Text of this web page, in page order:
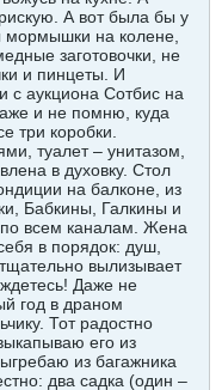
А вот была бы у
на колене,
заготовочки, не
и пинцеты. И
с аукциона Сотбис на
и не помню, куда
три коробки.
туалет – унитазом,
в духовку. Стол
на балконе, из
Бабкины, Галкины и
всем каналам. Жена
в порядок: душ,
вылизывает
Даже не
год в драном
Тот радостно
его из
из багажника
два садка (один –